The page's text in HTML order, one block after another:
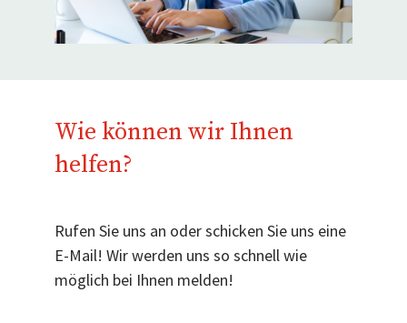
Wie können wir Ihnen
helfen?
Rufen Sie uns an oder schicken Sie uns eine
E-Mail! Wir werden uns so schnell wie
möglich bei Ihnen melden!